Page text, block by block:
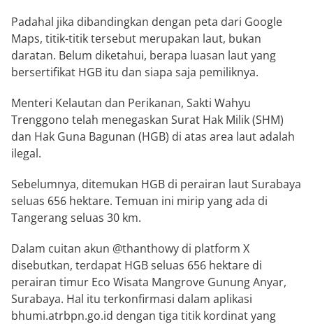
Padahal jika dibandingkan dengan peta dari Google
Maps, titik-titik tersebut merupakan laut, bukan
daratan. Belum diketahui, berapa luasan laut yang
bersertifikat HGB itu dan siapa saja pemiliknya.
Menteri Kelautan dan Perikanan, Sakti Wahyu
Trenggono telah menegaskan Surat Hak Milik (SHM)
dan Hak Guna Bagunan (HGB) di atas area laut adalah
ilegal.
Sebelumnya, ditemukan HGB di perairan laut Surabaya
seluas 656 hektare. Temuan ini mirip yang ada di
Tangerang seluas 30 km.
Dalam cuitan akun @thanthowy di platform X
disebutkan, terdapat HGB seluas 656 hektare di
perairan timur Eco Wisata Mangrove Gunung Anyar,
Surabaya. Hal itu terkonfirmasi dalam aplikasi
bhumi.atrbpn.go.id dengan tiga titik kordinat yang